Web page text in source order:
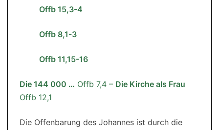
Offb 15,3-4
Offb 8,1-3
Offb 11,15-16
Die 144 000 … Offb 7,4 – Die Kirche als Frau
Offb 12,1
Die Offenbarung des Johannes ist durch die